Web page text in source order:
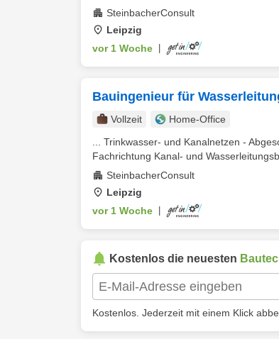
SteinbacherConsult
Leipzig
vor 1 Woche
Bauingenieur für
Vollzeit
Home-Office
... Trinkwasser- und Kanalnetzen -
Fachrichtung Kanal- und
SteinbacherConsult
Leipzig
vor 1 Woche
Kostenlos die neuesten
Kostenlos. Jederzeit mit einem Klick